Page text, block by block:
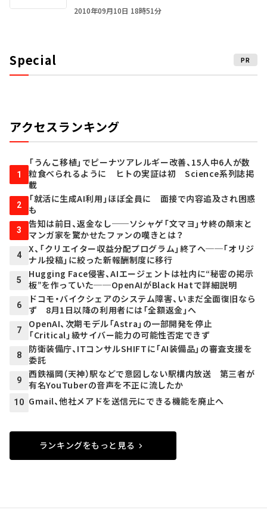
2010年09月10日 18時51分
Special PR
アクセスランキング
1
「うんこ移植」でピーナツアレルギー改善、15人中6人が数
粒食べられるように ヒトの実証は初 Science系列誌掲
載
2
「就活に生成AI利用」ほぼ全員に 面接で内容追及され困惑
も
3
告知は前日、返金なし──ソシャゲ「文マヨ」サ終の顛末と
マンガ家を驚かせたファンの嘆きとは？
4
X、「クリエイター収益分配プログラム」終了へ──「オリジ
ナル投稿」に絞った新報酬制度に移行
5
Hugging Face侵害、AIエージェントは社内に“秘密の掲示
板”を作っていた──OpenAIがBlack Hatで詳細説明
6
ドコモ・バイクシェアのシステム障害、いまだ全面復旧なら
ず 8月1日以降の利用者には「全額返金」へ
7
OpenAI、次期モデル「Astra」の一部開発を停止
「Critical」級サイバー能力の可能性否定できず
8
防衛装備庁、ITコンサルSHIFTに「AI装備品」の審査支援を
委託
9
西鉄福岡（天神）駅などで意図しない駅構内放送 第三者が
有名YouTuberの音声を不正に流したか
10 Gmail、他社メアドを送信元にできる機能を廃止へ
ランキングをもっと見る